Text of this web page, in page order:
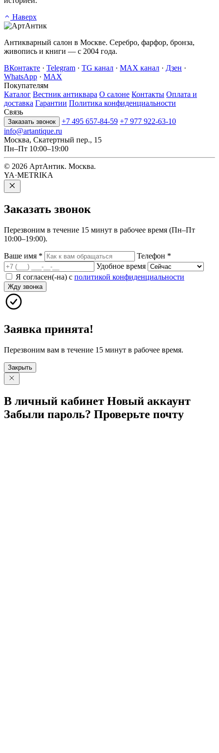
Наверх
Антикварный салон в Москве. Серебро, фарфор, бронза,
живопись и книги — с 2004 года.
ВКонтакте · Telegram · TG канал · MAX канал · Дзен ·
WhatsApp · MAX
Покупателям
Каталог Вестник антиквара О салоне Контакты Оплата и
доставка Гарантии Политика конфиденциальности
Связь
Заказать звонок +7 495 657-84-59 +7 977 922-63-10
info@artantique.ru
Москва, Скатертный пер., 15
Пн–Пт 10:00–19:00
© 2026 АртАнтик. Москва.
YA·METRIKA
Заказать звонок
Перезвоним в течение 15 минут в рабочее время (Пн–Пт
10:00–19:00).
Ваше имя * Телефон *
Удобное время
Я согласен(-на) с политикой конфиденциальности
Жду звонка
Заявка принята!
Перезвоним вам в течение 15 минут в рабочее время.
Закрыть
В личный кабинет Новый аккаунт
Забыли пароль? Проверьте почту